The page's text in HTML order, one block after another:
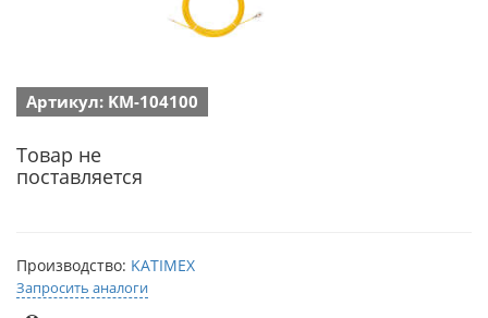
Артикул: KM-104100
Товар не
поставляется
Производство: KATIMEX
Запросить аналоги